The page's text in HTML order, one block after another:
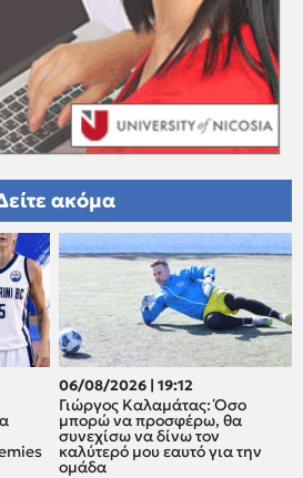
ακόμα
06/08/2026 | 19:12
Γιώργος Καλαμάτας: Όσο
μπορώ να προσφέρω, θα
συνεχίσω να δίνω τον
καλύτερό μου εαυτό για την
ομάδα